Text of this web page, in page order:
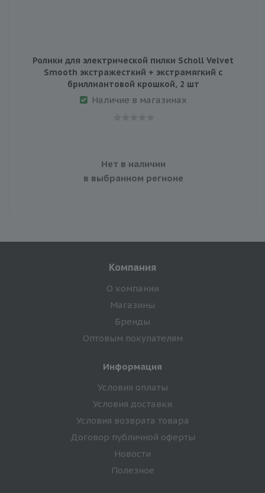
Ролики для электрической пилки Scholl Velvet
Smooth экстражесткий + экстрамягкий с
бриллиантовой крошкой, 2 шт
Наличие в магазинах
Нет в наличии
в выбранном регионе
Компания
О компании
Магазины
Бренды
Оптовым покупателям
Информация
Условия оплаты
Условия доставки
Условия возврата товара
Договор публичной оферты
Новости
Полезное